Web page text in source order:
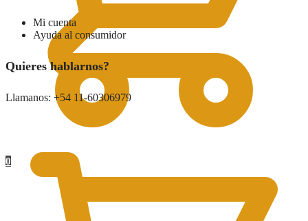
0
Mi cuenta
Ayuda al consumidor
Quieres hablarnos?
Llamanos: +54 11-60306979